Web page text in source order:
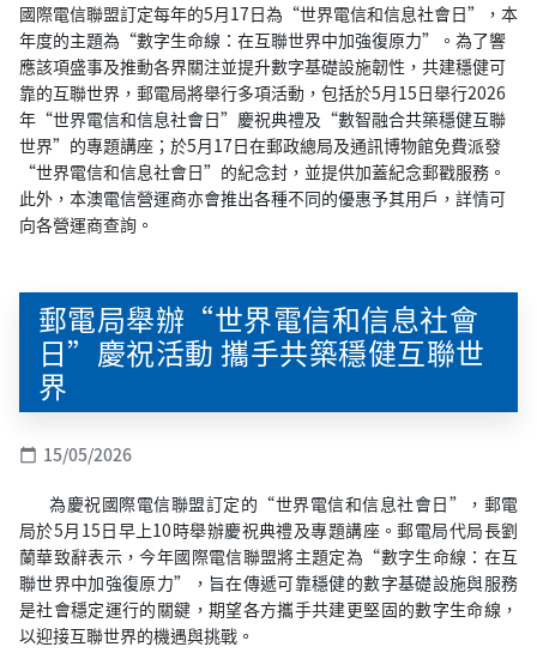
國際電信聯盟訂定每年的5月17日為“世界電信和信息社會日”，本
年度的主題為“數字生命線：在互聯世界中加強復原力”。為了響
應該項盛事及推動各界關注並提升數字基礎設施韌性，共建穩健可
靠的互聯世界，郵電局將舉行多項活動，包括於5月15日舉行2026
年“世界電信和信息社會日”慶祝典禮及“數智融合共築穩健互聯
世界”的專題講座；於5月17日在郵政總局及通訊博物館免費派發
“世界電信和信息社會日”的紀念封，並提供加蓋紀念郵戳服務。
此外，本澳電信營運商亦會推出各種不同的優惠予其用戶，詳情可
向各營運商查詢。
郵電局舉辦“世界電信和信息社會
日”慶祝活動 攜手共築穩健互聯世
界
calendar_today 15/05/2026
為慶祝國際電信聯盟訂定的“世界電信和信息社會日”，郵電
局於5月15日早上10時舉辦慶祝典禮及專題講座。郵電局代局長劉
蘭華致辭表示，今年國際電信聯盟將主題定為“數字生命線：在互
聯世界中加強復原力”，旨在傳遞可靠穩健的數字基礎設施與服務
是社會穩定運行的關鍵，期望各方攜手共建更堅固的數字生命線，
以迎接互聯世界的機遇與挑戰。